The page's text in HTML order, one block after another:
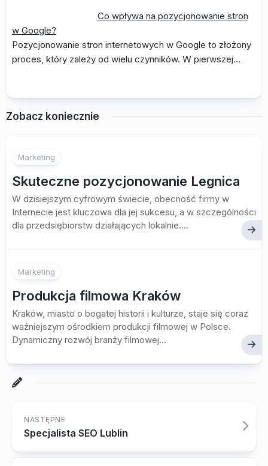
Co wpływa na pozycjonowanie stron
w Google?
Pozycjonowanie stron internetowych w Google to złożony
proces, który zależy od wielu czynników. W pierwszej…
Zobacz koniecznie
Marketing
Skuteczne pozycjonowanie Legnica
W dzisiejszym cyfrowym świecie, obecność firmy w
Internecie jest kluczowa dla jej sukcesu, a w szczególności
dla przedsiębiorstw działających lokalnie....
Marketing
Produkcja filmowa Kraków
Kraków, miasto o bogatej historii i kulturze, staje się coraz
ważniejszym ośrodkiem produkcji filmowej w Polsce.
Dynamiczny rozwój branży filmowej...
NASTĘPNE
Specjalista SEO Lublin